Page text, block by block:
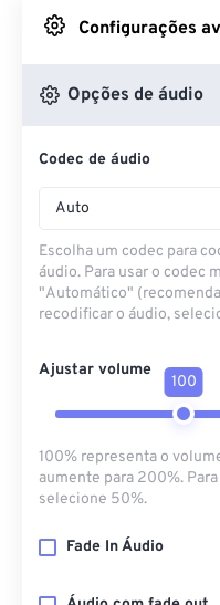
Do
Do
Configurações
Opções de áudio
Codec de áudio
Auto
Escolha um codec para
áudio. Para usar o codec
"Automático"
recodificar o áudio,
Ajustar volume
100
100% representa o
aumente para 200%.
selecione 50%.
Fade In Áudio